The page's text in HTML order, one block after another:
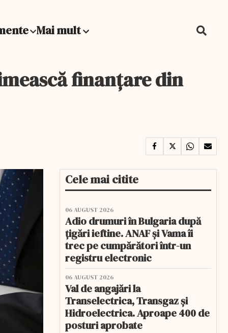
Mai mult
finanțare din
Cele mai citite
06 AUGUST 2026
Adio drumuri în Bulgaria după
țigări ieftine. ANAF și Vama îi
trec pe cumpărători într-un
registru electronic
06 AUGUST 2026
Val de angajări la
Transelectrica, Transgaz și
Hidroelectrica. Aproape 400 de
posturi aprobate